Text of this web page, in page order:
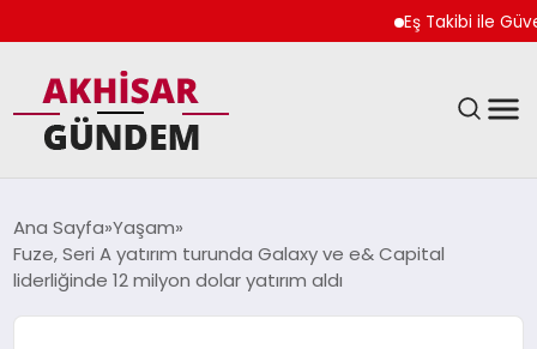
Eş Takibi ile
DÜNYA
Ana Sayfa Yaşam
Fuze, Seri A yatırım turunda Galaxy ve e& Capital
liderliğinde 12 milyon dolar yatırım aldı